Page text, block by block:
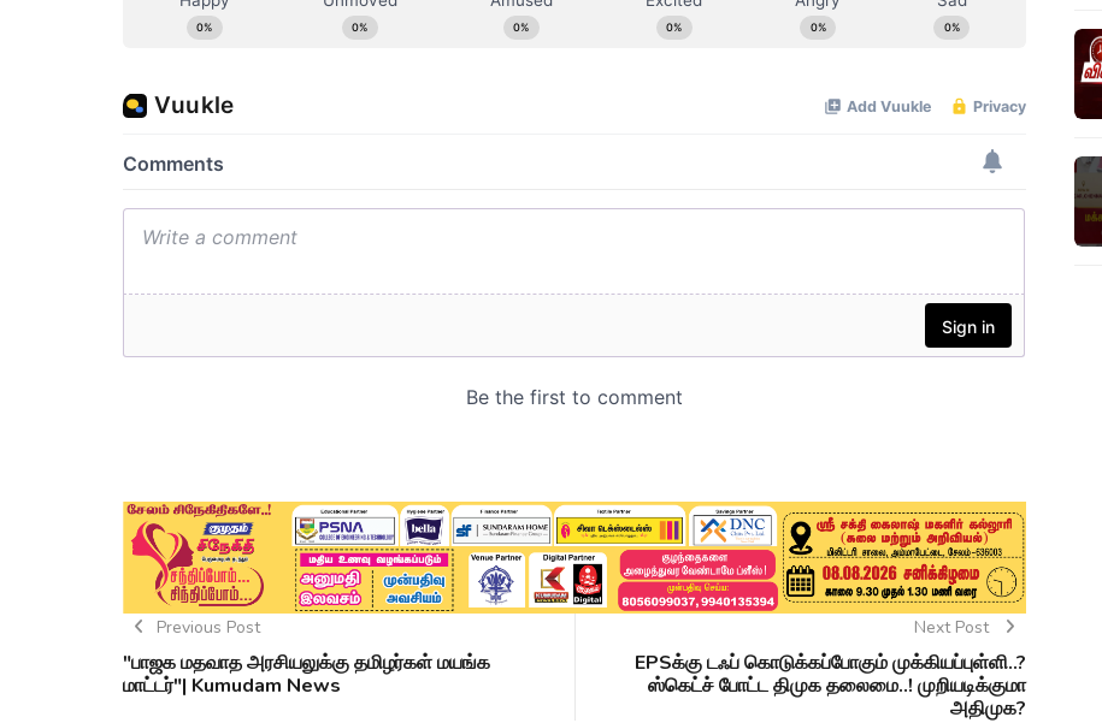
Previous Post
"பாஜக மதவாத அரசியலுக்கு தமிழர்கள் மயங்க
மாட்டர்"| Kumudam News
Next Post
EPSக்கு டஃப் கொடுக்கப்போகும் முக்கியப்புள்ளி..?
ஸ்கெட்ச் போட்ட திமுக தலைமை..! முறியடிக்குமா
அதிமுக?